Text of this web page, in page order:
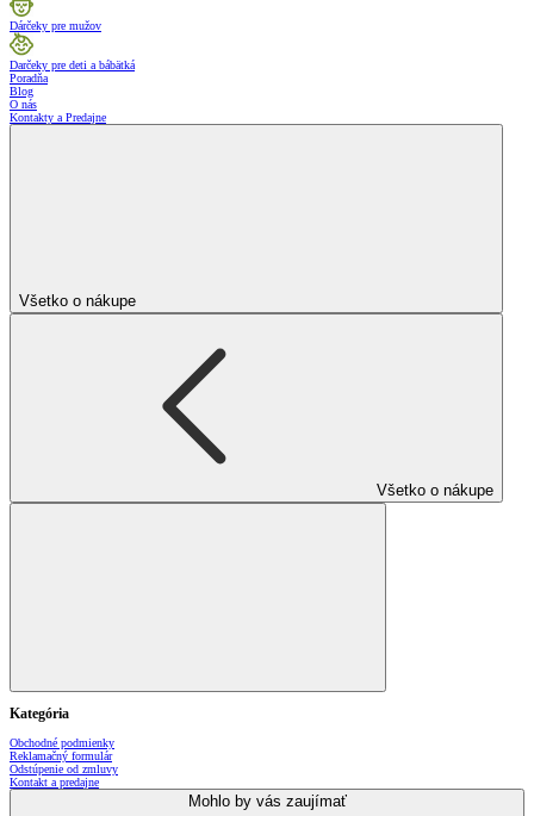
Dárčeky pre mužov
Darčeky pre deti a bábätká
Poradňa
Blog
O nás
Kontakty a Predajne
Všetko o nákupe
Všetko o nákupe
Kategória
Obchodné podmienky
Reklamačný formulár
Odstúpenie od zmluvy
Kontakt a predajne
Mohlo by vás zaujímať